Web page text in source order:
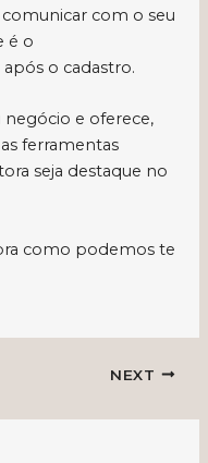
comunicar com o seu
é o
o cadastro.
negócio e oferece,
ferramentas
seja destaque no
como podemos te
NEXT